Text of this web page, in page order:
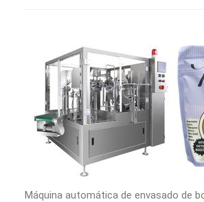
Máquina automática de envasado de